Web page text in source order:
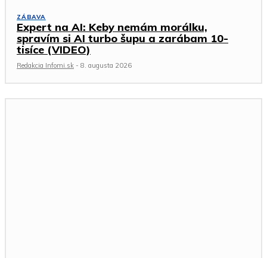
ZÁBAVA
Expert na AI: Keby nemám morálku,
spravím si AI turbo šupu a zarábam 10-
tisíce (VIDEO)
Redakcia Infomi.sk - 8. augusta 2026